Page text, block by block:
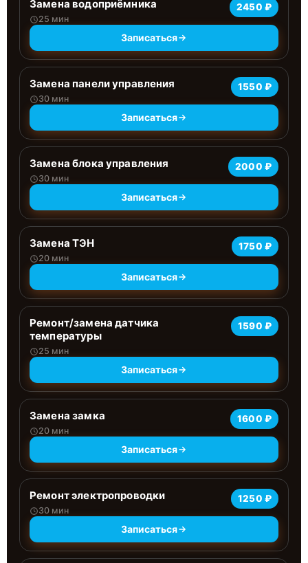
Замена водоприёмника
25 мин
2450 ₽
Записаться
Замена панели управления
30 мин
1550 ₽
Записаться
Замена блока управления
30 мин
2000 ₽
Записаться
Замена ТЭН
20 мин
1750 ₽
Записаться
Ремонт/замена датчика
температуры
25 мин
1590 ₽
Записаться
Замена замка
20 мин
1600 ₽
Записаться
Ремонт электропроводки
30 мин
1250 ₽
Записаться